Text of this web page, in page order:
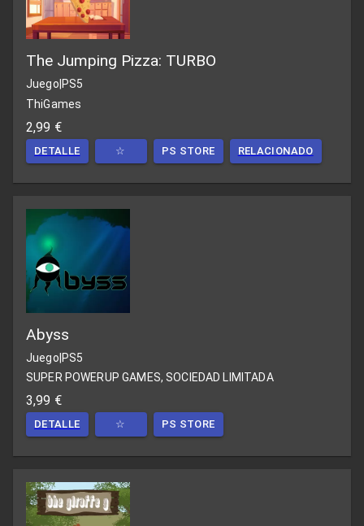
The Jumping Pizza: TURBO
Juego PS5
ThiGames
2,99 €
DETALLE ☆ PS STORE RELACIONADO
Abyss
Juego|PS5
SUPER POWERUP GAMES, SOCIEDAD LIMITADA
3,99 €
DETALLE ☆ PS STORE